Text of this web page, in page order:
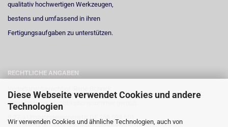
Diese Webseite verwendet Cookies und andere
Technologien
Wir verwenden Cookies und ähnliche Technologien, auch von
qualitativ hochwertigen Werkzeugen,
bestens und umfassend in ihren
Fertigungsaufgaben zu unterstützen.
RECHTLICHE ANGABEN
Umsatzsteuer-Identifikationsnummer gemäß
§ 27 a Umsatzsteuergesetz: DE 258 598 551